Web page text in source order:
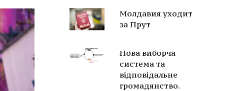
Молдавия уходит
за Прут
Нова виборча
система та
відповідальне
громадянство.